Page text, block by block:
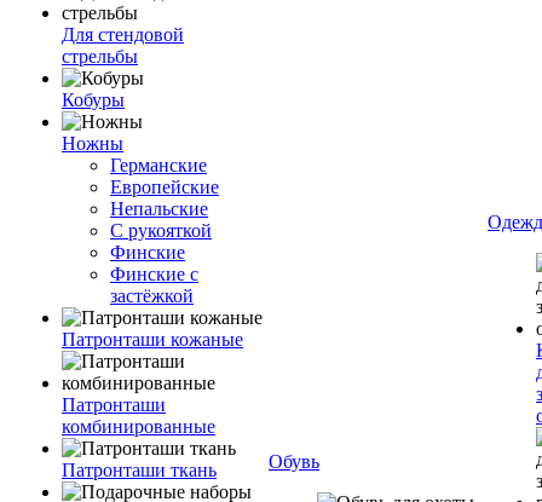
Для стендовой
стрельбы
Кобуры
Ножны
Германские
Европейские
Непальские
С рукояткой
Финские
Финские с
застёжкой
Патронташи кожаные
Патронташи
комбинированные
Патронташи ткань Обувь